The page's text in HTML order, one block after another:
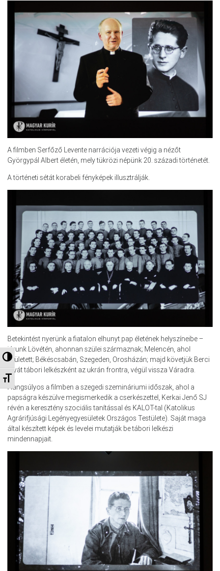
Nagy kontraszt váltása
Betűméret váltása
A filmben Serfőző Levente narrációja vezeti végig a nézőt
Györgypál Albert életén, mely tükrözi népünk 20. századi történetét.
A történeti sétát korabeli fényképek illusztrálják.
Betekintést nyerünk a fiatalon elhunyt pap életének helyszíneibe –
járunk Lövétén, ahonnan szülei származnak; Melencén, ahol
született; Békéscsabán, Szegeden, Orosházán; majd követjük Berci
atyát tábori lelkészként az ukrán frontra, végül vissza Váradra.
Hangsúlyos a filmben a szegedi szemináriumi időszak, ahol a
papságra készülve megismerkedik a cserkészettel, Kerkai Jenő SJ
révén a keresztény szociális tanítással és KALOT-tal (Katolikus
Agrárifjúsági Legényegyesületek Országos Testülete). Saját maga
által készített képek és levelei mutatják be tábori lelkészi
mindennapjait.